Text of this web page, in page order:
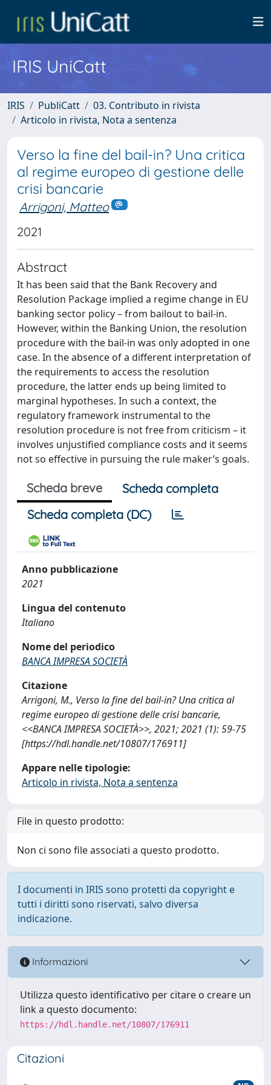
IRIS UniCatt
IRIS PubliCatt
03. Contributo in rivista
Articolo in rivista, Nota a sentenza
Verso la fine del bail-in? Una critica
al regime europeo di gestione delle
crisi bancarie
Arrigoni, Matteo
2021
Abstract
It has been said that the Bank Recovery and
Resolution Package implied a regime change in EU
banking sector policy – from bailout to bail-in.
However, within the Banking Union, the resolution
procedure with the bail-in was only adopted in one
case. In the absence of a different interpretation of
the requirements to access the resolution
procedure, the latter ends up being limited to
marginal hypotheses. In such a context, the
regulatory framework instrumental to the
resolution procedure is not free from criticism – it
involves unjustified compliance costs and it seems
not so effective in pursuing the rule maker’s goals.
Scheda breve
Scheda completa
Scheda completa (DC)
Anno pubblicazione
2021
Lingua del contenuto
Italiano
Nome del periodico
BANCA IMPRESA SOCIETÀ
Citazione
Arrigoni, M., Verso la fine del bail-in? Una critica al
regime europeo di gestione delle crisi bancarie,
<<BANCA IMPRESA SOCIETÀ>>, 2021; 2021 (1): 59-75
[https://hdl.handle.net/10807/176911]
Appare nelle tipologie:
Articolo in rivista, Nota a sentenza
File in questo prodotto:
Non ci sono file associati a questo prodotto.
I documenti in IRIS sono protetti da copyright e
tutti i diritti sono riservati, salvo diversa
indicazione.
Informazioni
Utilizza questo identificativo per citare o creare un
link a questo documento:
https://hdl.handle.net/10807/176911
Citazioni